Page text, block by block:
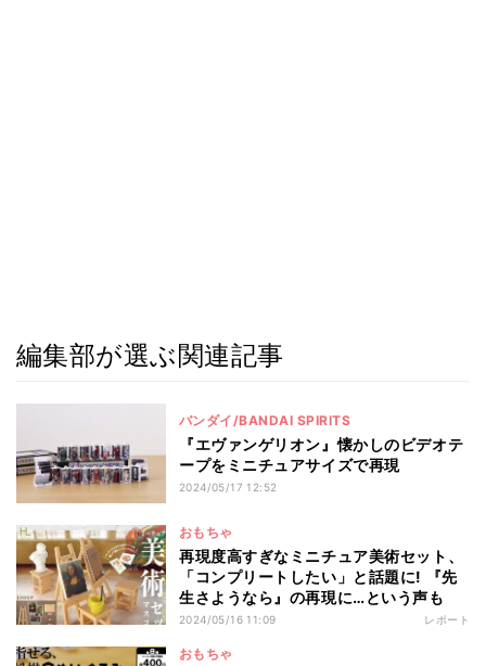
編集部が選ぶ関連記事
バンダイ/BANDAI SPIRITS
『エヴァンゲリオン』懐かしのビデオテ
ープをミニチュアサイズで再現
2024/05/17 12:52
おもちゃ
再現度高すぎなミニチュア美術セット、
「コンプリートしたい」と話題に! 『先
生さようなら』の再現に…という声も
2024/05/16 11:09 レポート
おもちゃ